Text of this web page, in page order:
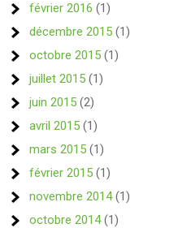
février 2016 (1)
décembre 2015 (1)
octobre 2015 (1)
juillet 2015 (1)
juin 2015 (2)
avril 2015 (1)
mars 2015 (1)
février 2015 (1)
novembre 2014(1)
octobre 2014(1)